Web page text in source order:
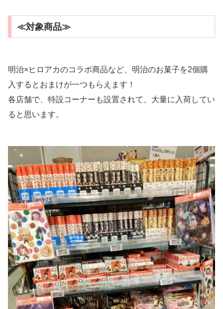
≪対象商品≫
明治×ヒロアカのコラボ商品など、明治のお菓子を2個購
入するとおまけが一つもらえます！
各店舗で、特設コーナーも設置されて、大量に入荷してい
ると思います。